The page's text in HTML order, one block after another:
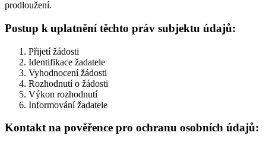
prodloužení.
Postup k uplatnění těchto práv subjektu údajů:
Přijetí žádosti
Identifikace žadatele
Vyhodnocení žádosti
Rozhodnutí o žádosti
Výkon rozhodnutí
Informování žadatele
Kontakt na pověřence pro ochranu osobních údajů: